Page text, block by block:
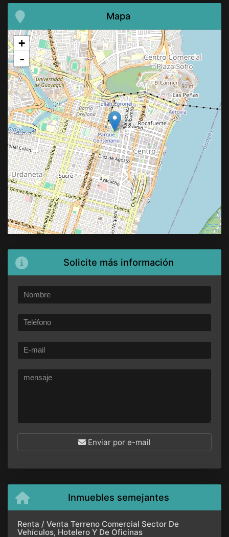
Mapa
+
-
Solicite más información
Enviar por e-mail
Inmuebles semejantes
Renta / Venta Terreno Comercial Sector De
Vehículos, Hotelero Y De Oficinas